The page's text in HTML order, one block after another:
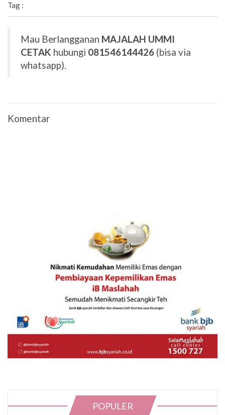
Tag :
Mau Berlangganan MAJALAH UMMI
CETAK hubungi 081546144426 (bisa via
whatsapp).
Komentar
POPULER